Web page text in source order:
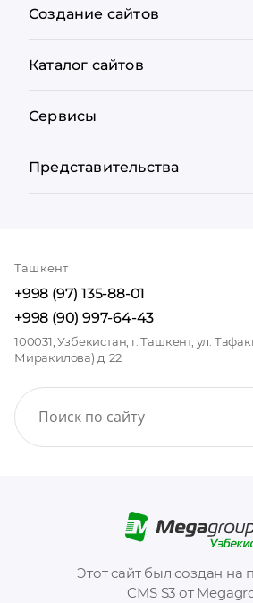
Этот сайт был создан на
CMS S3 от
Создание сайтов
Каталог сайтов
Сервисы
Представительства
Ташкент
+998 (97) 135-88-01
+998 (90) 997-64-43
100031, Узбекистан, г. Ташкент, ул.
Миракилова) д. 22